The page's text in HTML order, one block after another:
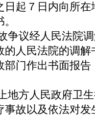
起７日内向所
议经人民法院调
的人民法院的调
部门作出书面报
方人民政府卫生
事故以及依法对